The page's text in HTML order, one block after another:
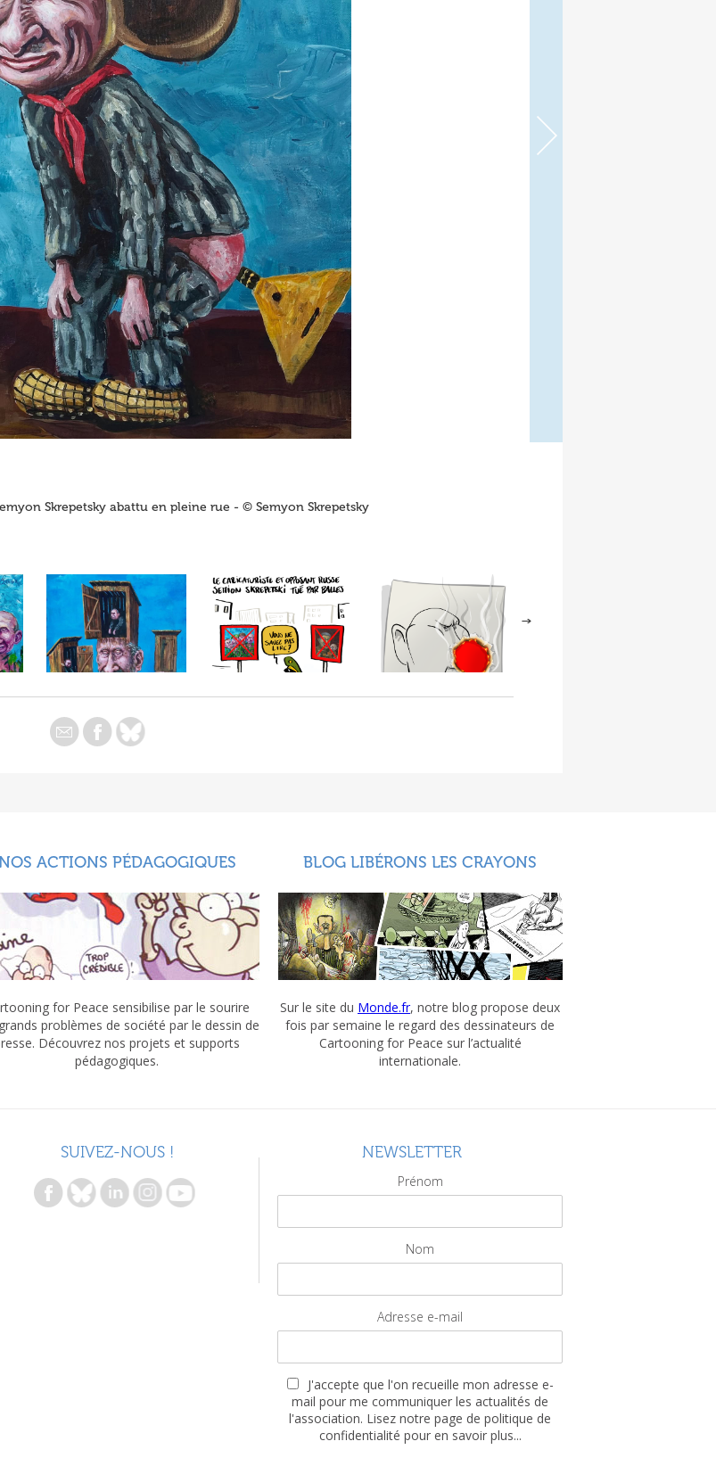
Skrepetsky abattu en pleine rue - © Semyon Skrepetsky
ACTIONS PÉDAGOGIQUES
for Peace sensibilise par le sourire
problèmes de société par le dessin de
Découvrez nos projets et supports
pédagogiques.
BLOG LIBÉRONS LES CRAYONS
Sur le site du Monde.fr, notre blog propose deux
fois par semaine le regard des dessinateurs de
Cartooning for Peace sur l’actualité
internationale.
SUIVEZ-NOUS ! NEWSLETTER
Prénom
Nom
Adresse e-mail
J'accepte que l'on recueille mon adresse e-
mail pour me communiquer les actualités de
l'association. Lisez notre page de politique de
confidentialité pour en savoir plus...